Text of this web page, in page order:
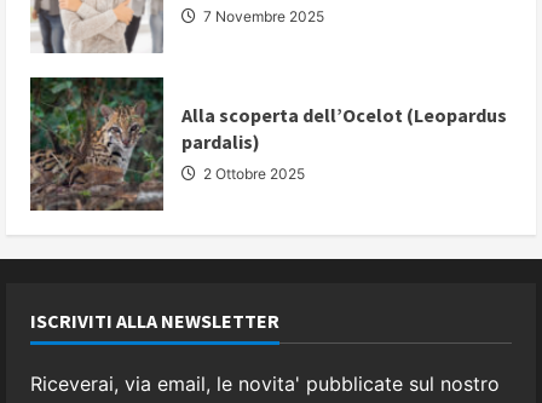
7 Novembre 2025
Alla scoperta dell’Ocelot (Leopardus
pardalis)
2 Ottobre 2025
ISCRIVITI ALLA NEWSLETTER
Riceverai, via email, le novita' pubblicate sul nostro